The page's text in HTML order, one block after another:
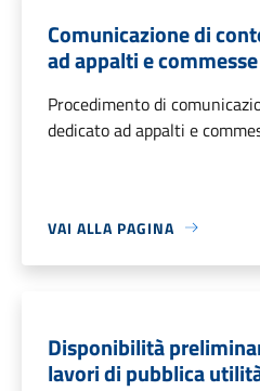
Comunicazione di
ad appalti e
Procedimento di
dedicato ad appalti e
VAI ALLA PAGINA
Disponibilità
lavori di pubblica